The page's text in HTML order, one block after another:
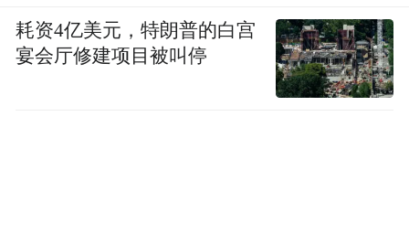
耗资4亿美元，特朗普的白宫
宴会厅修建项目被叫停